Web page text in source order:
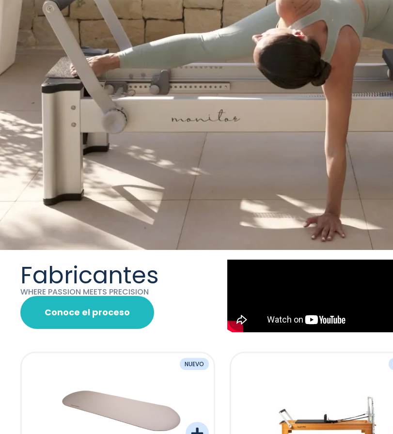
Fabricantes
WHERE PASSION MEETS PRECISION
Conoce el proceso
NUEVO